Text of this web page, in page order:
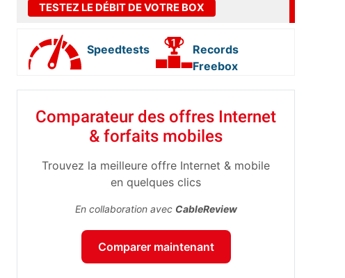
TESTEZ LE DÉBIT DE VOTRE BOX
Speedtests
Records
Freebox
Comparateur des offres Internet
& forfaits mobiles
Trouvez la meilleure offre Internet & mobile
en quelques clics
En collaboration avec CableReview
Comparer maintenant